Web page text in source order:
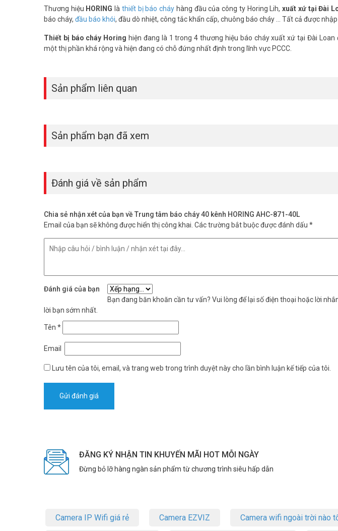
Thương hiệu HORING là thiết bị báo cháy hàng đầu của công ty Horing Lih,xuất xứ tại Đài
báo cháy, đầu báo khói, đầu dò nhiệt, công tắc khẩn cấp, chuông báo cháy ... Tất cả được
Thiết bị báo cháy Horing hiện đang là 1 trong 4 thương hiệu báo cháy xuất xứ tại Đài
một thị phần khá rộng và hiện đang có chỗ đứng nhất định trong lĩnh vực PCCC.
Sản phẩm liên quan
Sản phẩm bạn đã xem
Đánh giá về sản phẩm
Chia sẻ nhận xét của bạn về Trung tâm báo cháy 40 kênh HORING AHC-871-40L
Email của bạn sẽ không được hiển thị công khai. Các trường bắt buộc được đánh dấu *
Đánh giá của bạn
Bạn đang băn khoăn cần tư vấn? Vui lòng để lại số điện thoại hoặc lời
lời bạn sớm nhất.
Tên *
Email
Lưu tên của tôi, email, và trang web trong trình duyệt này cho lần bình luận kế tiếp của tôi.
ĐĂNG KÝ NHẬN TIN KHUYẾN MÃI HOT MỖI NGÀY
Đừng bỏ lỡ hàng ngàn sản phẩm từ chương trình siêu hấp dẫn
Camera IP Wifi giá rẻ Camera EZVIZ Camera wifi ngoài trời nào